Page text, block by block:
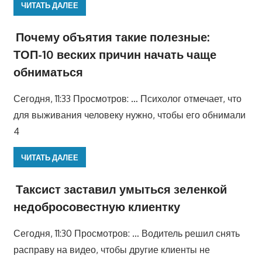
ЧИТАТЬ ДАЛЕЕ
Почему объятия такие полезные:
ТОП-10 веских причин начать чаще
обниматься
Сегодня, 11:33 Просмотров: … Психолог отмечает, что
для выживания человеку нужно, чтобы его обнимали
4
ЧИТАТЬ ДАЛЕЕ
Таксист заставил умыться зеленкой
недобросовестную клиентку
Сегодня, 11:30 Просмотров: … Водитель решил снять
расправу на видео, чтобы другие клиенты не